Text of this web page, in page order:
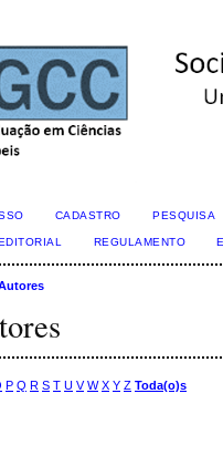
CADASTRO PESQUISA
REGULAMENTO
P Q R S T U V W X Y Z Toda(o)s